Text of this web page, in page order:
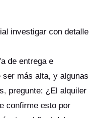
investigar con detalle
de entrega e
más alta, y algunas
pregunte: ¿El alquiler
confirme esto por